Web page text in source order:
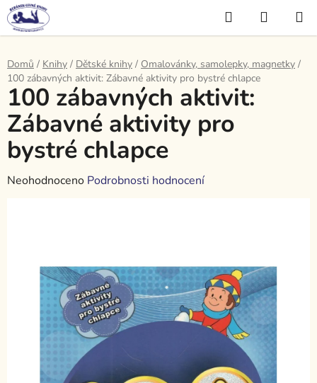
Přejít
na
obsah
Hledat
KOŠÍK
Domů / Knihy / Dětské knihy / Omalovánky, samolepky, magnetky /
100 zábavných aktivit: Zábavné aktivity pro bystré chlapce
100 zábavných aktivit:
Zábavné aktivity pro
bystré chlapce
Průměrné
hvězdiček.
Neohodnoceno Podrobnosti hodnocení